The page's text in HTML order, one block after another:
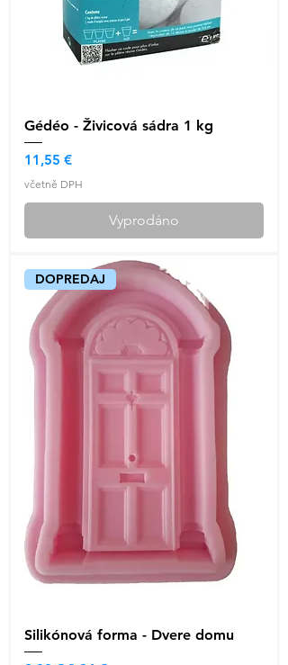
Gédéo - Živicová sádra 1 kg
Cena
11,55 €
včetně DPH
Vyprodáno
DOPREDAJ
Silikónová forma - Dvere domu